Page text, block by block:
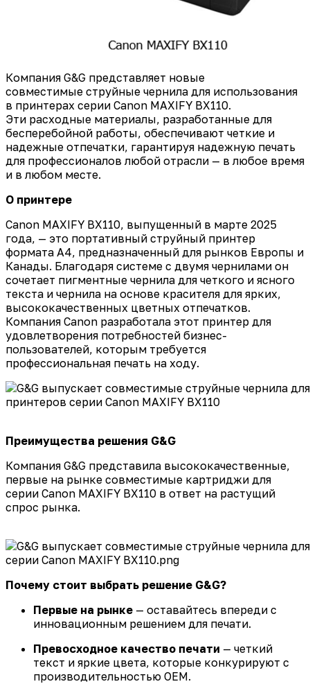
Компания G&G представляет новые
совместимые струйные чернила для использования
в принтерах серии Canon MAXIFY BX110.
Эти расходные материалы, разработанные для
бесперебойной работы, обеспечивают четкие и
надежные отпечатки, гарантируя надежную печать
для профессионалов любой отрасли — в любое время
и в любом месте.
О принтере
Canon MAXIFY BX110, выпущенный в марте 2025
года, — это портативный струйный принтер
формата A4, предназначенный для рынков Европы и
Канады. Благодаря системе с двумя чернилами он
сочетает пигментные чернила для четкого и ясного
текста и чернила на основе красителя для ярких,
высококачественных цветных отпечатков.
Компания Canon разработала этот принтер для
удовлетворения потребностей бизнес-
пользователей, которым требуется
профессиональная печать на ходу.
Преимущества решения G&G
Компания G&G представила высококачественные,
первые на рынке совместимые картриджи для
серии Canon MAXIFY BX110 в ответ на растущий
спрос рынка.
Почему стоит выбрать решение G&G?
Первые на рынке — оставайтесь впереди с
инновационным решением для печати.
Превосходное качество печати — четкий
текст и яркие цвета, которые конкурируют с
производительностью OEM.